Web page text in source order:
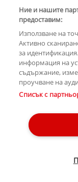
Copyright © 2007-2026
Контакти
Лични данни
Ние и нашите
предоставим:
Използване на
Активно
за
информация на
съдържание,
проучване на
Списък с